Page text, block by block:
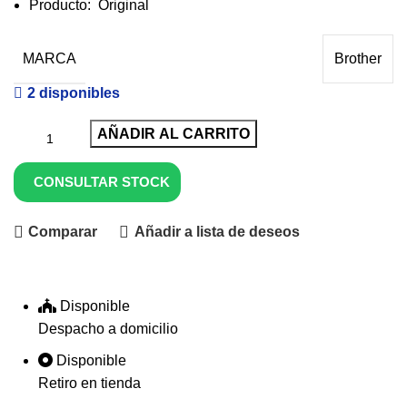
Producto: Original
MARCA Brother
2 disponibles
AÑADIR AL CARRITO
CONSULTAR STOCK
Comparar Añadir a lista de deseos
Disponible
Despacho a domicilio
Disponible
Retiro en tienda